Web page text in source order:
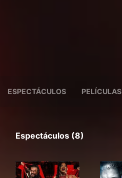
ESPECTÁCULOS PELÍCULAS
Espectáculos (8)